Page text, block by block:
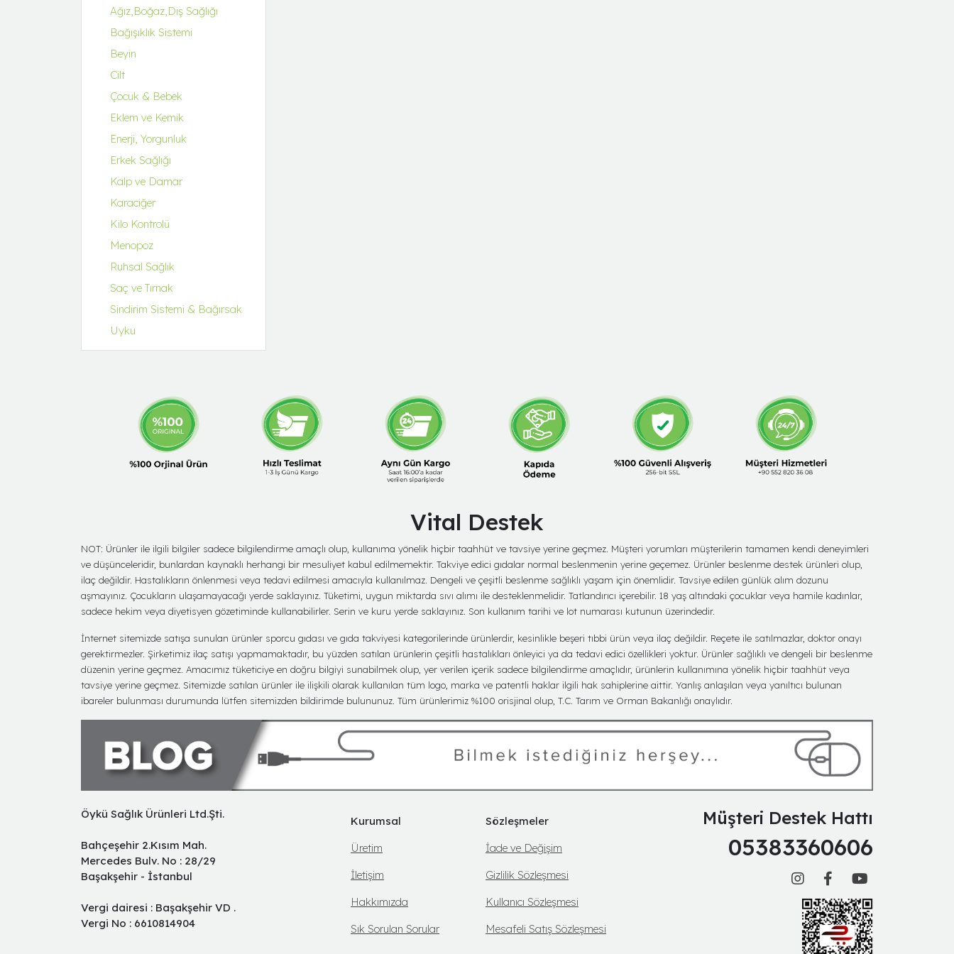
Q-UZU
ROBİN&ODİN
Ağız,Boğaz,Diş Sağlığı
Bağışıklık Sistemi
Beyin
Cilt
Çocuk & Bebek
Eklem ve Kemik
Enerji, Yorgunluk
Erkek Sağlığı
Kalp ve Damar
Karaciğer
Kilo Kontrolü
Menopoz
Ruhsal Sağlık
Saç ve Tırnak
Sindirim Sistemi & Bağırsak
Uyku
Vital Destek
NOT: Ürünler ile ilgili bilgiler sadece bilgilendirme amaçlı olup, kullanıma yönelik hiçbir taahhüt ve tavsiye yerine geçmez. Müşteri yorumları müşterilerin tamamen kendi deneyimleri
ve düşünceleridir, bunlardan kaynaklı herhangi bir mesuliyet kabul edilmemektir. Takviye edici gıdalar normal beslenmenin yerine geçemez. Ürünler beslenme destek ürünleri olup,
ilaç değildir. Hastalıkların önlenmesi veya tedavi edilmesi amacıyla kullanılmaz. Dengeli ve çeşitli beslenme sağlıklı yaşam için önemlidir. Tavsiye edilen günlük alım dozunu
aşmayınız. Çocukların ulaşamayacağı yerde saklayınız. Tüketimi, uygun miktarda sıvı alımı ile desteklenmelidir. Tatlandırıcı içerebilir. 18 yaş altındaki çocuklar veya hamile kadınlar,
sadece hekim veya diyetisyen gözetiminde kullanabilirler. Serin ve kuru yerde saklayınız. Son kullanım tarihi ve lot numarası kutunun üzerindedir.
İnternet sitemizde satışa sunulan ürünler sporcu gıdası ve gıda takviyesi kategorilerinde ürünlerdir, kesinlikle beşeri tıbbi ürün veya ilaç değildir. Reçete ile satılmazlar, doktor onayı
gerektirmezler. Şirketimiz ilaç satışı yapmamaktadır, bu yüzden satılan ürünlerin çeşitli hastalıkları önleyici ya da tedavi edici özellikleri yoktur. Ürünler sağlıklı ve dengeli bir beslenme
düzenin yerine geçmez. Amacımız tüketiciye en doğru bilgiyi sunabilmek olup, yer verilen içerik sadece bilgilendirme amaçlıdır, ürünlerin kullanımına yönelik hiçbir taahhüt veya
tavsiye yerine geçmez. Sitemizde satılan ürünler ile ilişkili olarak kullanılan tüm logo, marka ve patentli haklar ilgili hak sahiplerine aittir. Yanlış anlaşılan veya yanıltıcı bulunan
ibareler bulunması durumunda lütfen sitemizden bildirimde bulununuz. Tüm ürünlerimiz %100 orisjinal olup, T.C. Tarım ve Orman Bakanlığı onaylıdır.
Öykü Sağlık Ürünleri Ltd.Şti.
Bahçeşehir 2.Kısım Mah.
Mercedes Bulv. No : 28/29
Başakşehir - İstanbul
Vergi dairesi : Başakşehir VD .
Vergi No : 6610814904
Kurumsal
Üretim
İletişim
Hakkımızda
Sık Sorulan Sorular
Sözleşmeler
İade ve Değişim
Gizlilik Sözleşmesi
Kullanıcı Sözleşmesi
Mesafeli Satış Sözleşmesi
Müşteri Destek Hattı
05383360606